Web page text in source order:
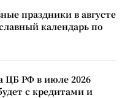
праздники в августе
календарь по
ЦБ РФ в июле 2026
с кредитами и